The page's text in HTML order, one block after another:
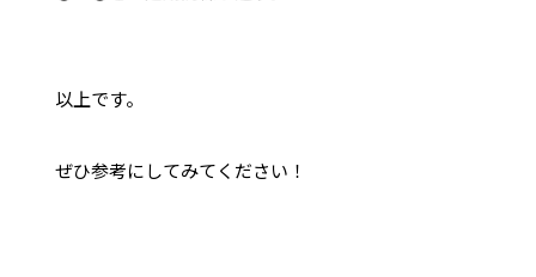
以上です。
ぜひ参考にしてみてください！